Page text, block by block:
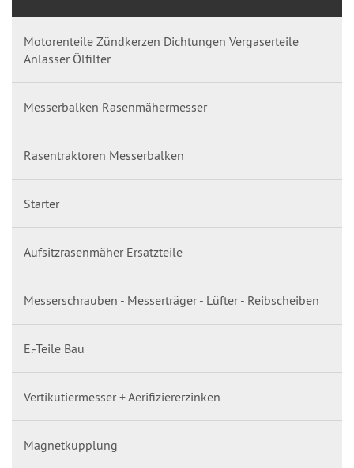
Motorenteile Zündkerzen Dichtungen Vergaserteile
Anlasser Ölfilter
Messerbalken Rasenmähermesser
Rasentraktoren Messerbalken
Starter
Aufsitzrasenmäher Ersatzteile
Messerschrauben - Messerträger - Lüfter - Reibscheiben
E.-Teile Bau
Vertikutiermesser + Aerifiziererzinken
Magnetkupplung